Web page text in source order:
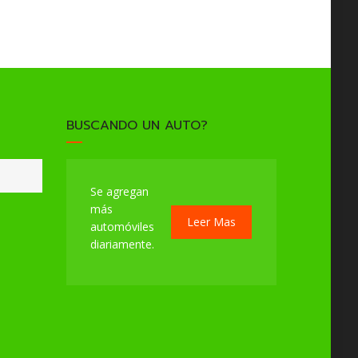
BUSCANDO UN AUTO?
Se agregan
más
automóviles
diariamente.
Leer Mas